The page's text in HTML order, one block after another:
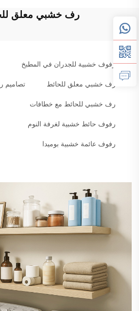
رف خشبي معلق
رفوف خشبية للجدران في المطبخ
رف خشبي معلق للحائط تصاميم
رف خشبي للحائط مع خطافات
رفوف حائط خشبية لغرفة النوم
رفوف عائمة خشبية بوميدا